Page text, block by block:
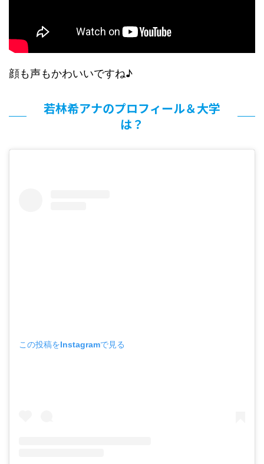
顔も声もかわいいですね♪
若林希アナのプロフィール＆大学
は？
この投稿をInstagramで見る